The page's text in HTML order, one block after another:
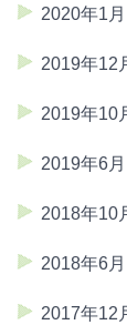
2020年1月
2019年12
2019年10
2019年6月
2018年10
2018年6月
2017年12